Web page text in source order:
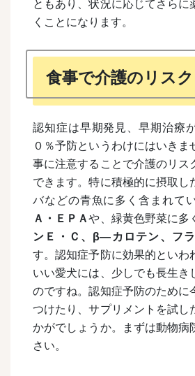
ともあり、状況に応じてさらに
くことになります。
食事で介護のリス
認知症は早期発見、早期治療
０％予防というわけにはいきま
事に注意することで介護のリス
できます。特に積極的に摂取し
バなどの青魚に多く含まれて
Ａ・ＥＰＡや、緑黄色野菜に多
ンＥ・Ｃ、 β― カロテン、フ
す。認知症予防に効果的といわ
いい愛犬には、少しでも長生き
のですね。認知症予防のために
つけたり、サプリメントを試し
かがでしょうか。まずは動物病
さい。